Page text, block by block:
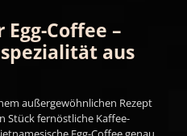
Coffee –
aus
außergewöhnlichen Rezept
Stück fernöstliche Kaffee-